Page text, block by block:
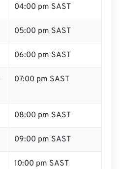
04:00 pm SAST
05:00 pm SAST
06:00 pm SAST
07:00 pm SAST
08:00 pm SAST
09:00 pm SAST
10:00 pm SAST